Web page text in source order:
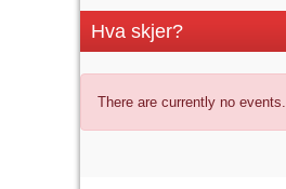
Hva skjer?
There are currently no events.